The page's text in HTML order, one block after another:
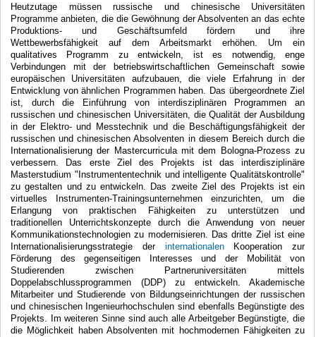
Heutzutage müssen russische und chinesische Universitäten
Programme anbieten, die die Gewöhnung der Absolventen an das echte
Produktions- und Geschäftsumfeld fördern und ihre
Wettbewerbsfähigkeit auf dem Arbeitsmarkt erhöhen. Um ein
qualitatives Programm zu entwickeln, ist es notwendig, enge
Verbindungen mit der betriebswirtschaftlichen Gemeinschaft sowie
europäischen Universitäten aufzubauen, die viele Erfahrung in der
Entwicklung von ähnlichen Programmen haben. Das übergeordnete Ziel
ist, durch die Einführung von interdisziplinären Programmen an
russischen und chinesischen Universitäten, die Qualität der Ausbildung
in der Elektro- und Messtechnik und die Beschäftigungsfähigkeit der
russischen und chinesischen Absolventen in diesem Bereich durch die
Internationalisierung der Mastercurricula mit dem Bologna-Prozess zu
verbessern. Das erste Ziel des Projekts ist das interdisziplinäre
Masterstudium "Instrumententechnik und intelligente Qualitätskontrolle"
zu gestalten und zu entwickeln. Das zweite Ziel des Projekts ist ein
virtuelles Instrumenten-Trainingsunternehmen einzurichten, um die
Erlangung von praktischen Fähigkeiten zu unterstützen und
traditionellen Unterrichtskonzepte durch die Anwendung von neuer
Kommunikationstechnologien zu modernisieren. Das dritte Ziel ist eine
Internationalisierungsstrategie der internationalen
Kooperation zur
Förderung des gegenseitigen Interesses und der Mobilität von
Studierenden zwischen Partneruniversitäten mittels
Doppelabschlussprogrammen (DDP) zu entwickeln. Akademische
Mitarbeiter und Studierende von Bildungseinrichtungen der russischen
und chinesischen Ingenieurhochschulen sind ebenfalls Begünstigte des
Projekts. Im weiteren Sinne sind auch alle Arbeitgeber Begünstigte, die
die Möglichkeit haben Absolventen mit hochmodernen Fähigkeiten zu